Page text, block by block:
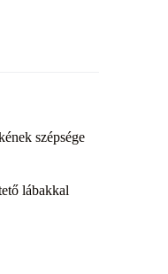
szépsége
lábakkal